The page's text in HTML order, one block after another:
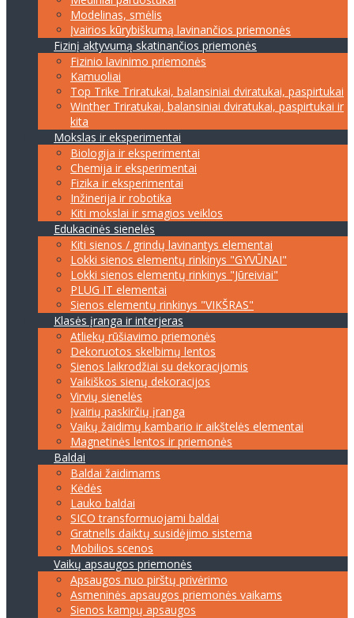
Modelinas, smėlis
Įvairios kūrybiškumą lavinančios priemonės
Fizinį aktyvumą skatinančios priemonės
Fizinio lavinimo priemonės
Kamuoliai
Top Trike Triratukai, balansiniai dviratukai, paspirtukai
Winther Triratukai, balansiniai dviratukai, paspirtukai ir
kita
Mokslas ir eksperimentai
Biologija ir eksperimentai
Chemija ir eksperimentai
Fizika ir eksperimentai
Inžinerija ir robotika
Kiti mokslai ir smagios veiklos
Edukacinės sienelės
Kiti sienos / grindų lavinantys elementai
Lokki sienos elementų rinkinys "GYVŪNAI"
Lokki sienos elementų rinkinys "Jūreiviai"
PLUG IT elementai
Sienos elementų rinkinys "VIKŠRAS"
Klasės įranga ir interjeras
Atliekų rūšiavimo priemonės
Dekoruotos skelbimų lentos
Sienos laikrodžiai su dekoracijomis
Vaikiškos sienų dekoracijos
Virvių sienelės
Įvairių paskirčių įranga
Vaikų žaidimų kambario ir aikštelės elementai
Magnetinės lentos ir priemonės
Baldai
Baldai žaidimams
Kėdės
Lauko baldai
SICO transformuojami baldai
Gratnells daiktų susidėjimo sistema
Mobilios scenos
Vaikų apsaugos priemonės
Apsaugos nuo pirštų privėrimo
Asmeninės apsaugos priemonės vaikams
Sienos kampų apsaugos